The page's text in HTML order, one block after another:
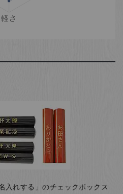
入れする」のチェックボックス